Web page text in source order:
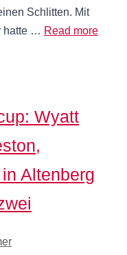
Schlitten. Mit
hatte … Read more
Wyatt
Altenberg